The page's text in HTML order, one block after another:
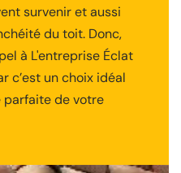
survenir et aussi
du toit. Donc,
à L'entreprise Éclat
c’est un choix idéal
parfaite de votre